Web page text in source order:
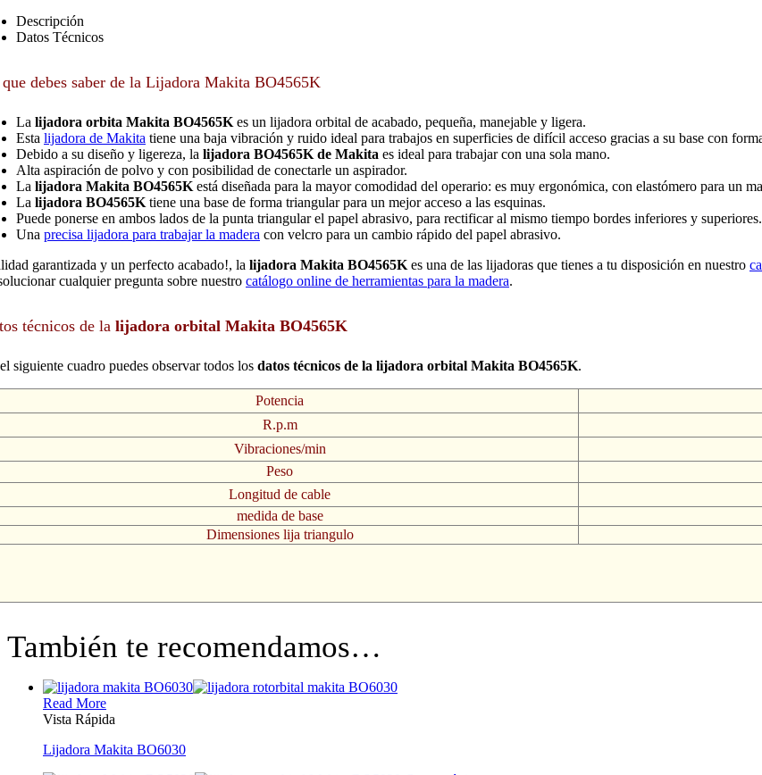
Descripción
Datos Técnicos
debes saber de la Lijadora Makita BO4565K
La lijadora orbita Makita BO4565K es un lijadora orbital de acabado, pequeña, manejable y ligera.
Esta lijadora de Makita tiene una baja vibración y ruido ideal para trabajos en superficies de difícil acceso gracias a su base con
Debido a su diseño y ligereza, la lijadora BO4565K de Makita es ideal para trabajar con una sola mano.
Alta aspiración de polvo y con posibilidad de conectarle un aspirador.
La lijadora Makita BO4565K está diseñada para la mayor comodidad del operario: es muy ergonómica, con elastómero para un
La lijadora BO4565K tiene una base de forma triangular para un mejor acceso a las esquinas.
Puede ponerse en ambos lados de la punta triangular el papel abrasivo, para rectificar al mismo tiempo bordes inferiores y superiores.
Una precisa lijadora para trabajar la madera con velcro para un cambio rápido del papel abrasivo.
garantizada y un perfecto acabado!, la lijadora Makita BO4565K es una de las lijadoras que tienes a tu disposición en nuestro
cualquier pregunta sobre nuestro catálogo online de herramientas para la madera.
técnicos de la lijadora orbital Makita BO4565K
siguiente cuadro puedes observar todos los datos técnicos de la lijadora orbital Makita BO4565K.
Potencia
R.p.m
Vibraciones/min
Peso
Longitud de cable
medida de base
Dimensiones lija triangulo
También te recomendamos…
Read More
Vista Rápida
Lijadora Makita BO6030